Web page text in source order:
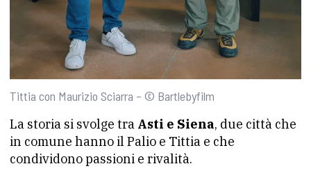
Tittia con Maurizio Sciarra – © Bartlebyfilm
La storia si svolge tra Asti e Siena, due città che
in comune hanno il Palio e Tittia e che
condividono passioni e rivalità.